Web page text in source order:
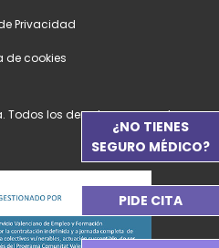
Todos los derechos reservados.
Privacidad
de cookies
¿NO TIENES
SEGURO MÉDICO?
PIDE CITA